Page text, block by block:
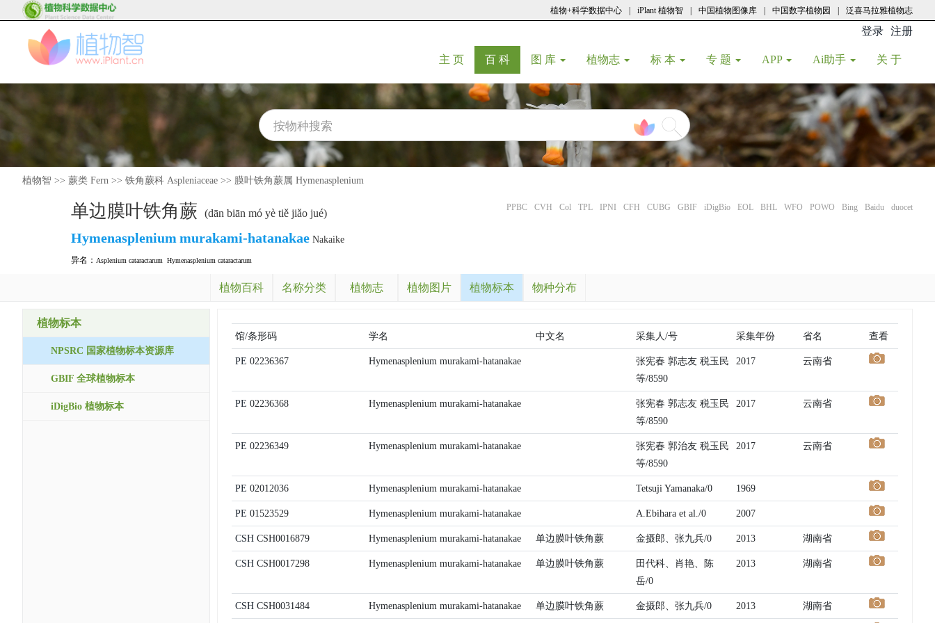
植物+科学数据中心 iPlant 植物智 中国植物图像库 中国数字植物园 泛喜马拉雅植物志
登录 注册
主 页(current)
百 科(current)
图 库 植物志 标 本 专 题 APP Ai助手 关 于
植物智 >> 蕨类 Fern >> 铁角蕨科 Aspleniaceae >> 膜叶铁角蕨属 Hymenasplenium
单边膜叶铁角蕨 (dān biān mó yè tiě jiǎo jué) PPBC CVH Col TPL IPNI CFH CUBG GBIF iDigBio EOL BHL WFO POWO Bing Baidu duocet
Hymenasplenium murakami-hatanakae Nakaike
异名： Asplenium cataractarum Hymenasplenium cataractarum
植物百科 名称分类 植物志 植物图片 植物标本 物种分布
植物标本
NPSRC 国家植物标本资源库
GBIF 全球植物标本
iDigBio 植物标本
馆/条形码 学名 中文名 采集人/号 采集年份 省名 查看
PE 02236367 Hymenasplenium murakami-hatanakae
张宪春 郭志友 税玉民
等/8590
2017 云南省
PE 02236368 Hymenasplenium murakami-hatanakae
张宪春 郭志友 税玉民
等/8590
2017 云南省
PE 02236349 Hymenasplenium murakami-hatanakae
张宪春 郭治友 税玉民
等/8590
2017 云南省
PE 02012036 Hymenasplenium murakami-hatanakae Tetsuji Yamanaka/0 1969
PE 01523529 Hymenasplenium murakami-hatanakae A.Ebihara et al./0 2007
CSH CSH0016879 Hymenasplenium murakami-hatanakae 单边膜叶铁角蕨 金摄郎、张九兵/0 2013 湖南省
CSH CSH0017298 Hymenasplenium murakami-hatanakae 单边膜叶铁角蕨
田代科、肖艳、陈
岳/0
2013 湖南省
CSH CSH0031484 Hymenasplenium murakami-hatanakae 单边膜叶铁角蕨 金摄郎、张九兵/0 2013 湖南省